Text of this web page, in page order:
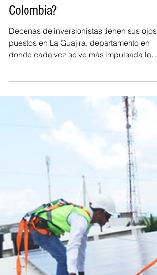
nueva potencia energética de
Colombia?
Decenas de inversionistas tienen sus ojos
puestos en La Guajira, departamento en